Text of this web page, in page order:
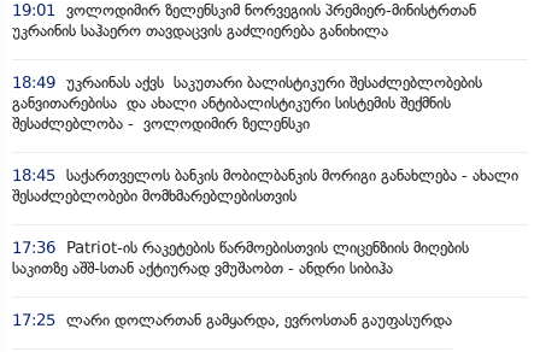
19:01 ვოლოდიმირ ზელენსკიმ ნორვეგიის პრემიერ-მინისტრთან
უკრაინის საჰაერო თავდაცვის გაძლიერება განიხილა
18:49 უკრაინას აქვს საკუთარი ბალისტიკური შესაძლებლობების
განვითარებისა და ახალი ანტიბალისტიკური სისტემის შექმნის
შესაძლებლობა - ვოლოდიმირ ზელენსკი
18:45 საქართველოს ბანკის მობილბანკის მორიგი განახლება - ახალი
შესაძლებლობები მომხმარებლებისთვის
17:36
Patriot-ის რაკეტების წარმოებისთვის ლიცენზიის მიღების
საკითზე აშშ-სთან აქტიურად ვმუშაობთ - ანდრი სიბიჰა
17:25 ლარი დოლართან გამყარდა, ევროსთან გაუფასურდა